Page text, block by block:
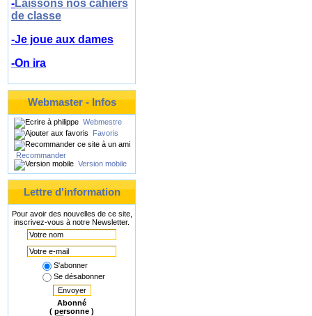
-Laissons nos cahiers
de classe
-Je joue aux dames
-On ira
Webmaster - Infos
Webmestre
Favoris
Recommander
Version mobile
Lettre d'information
Pour avoir des nouvelles de ce site,
inscrivez-vous à notre Newsletter.
S'abonner
Se désabonner
Envoyer
Abonné
( personne )